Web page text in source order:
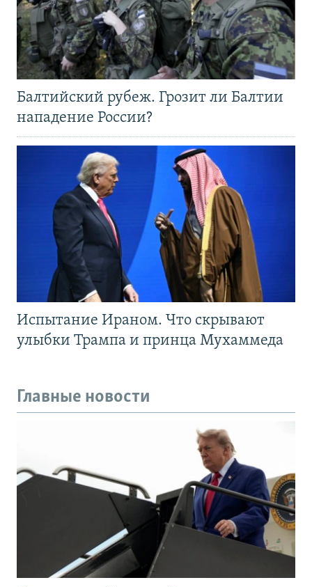
Балтийский рубеж. Грозит ли Балтии
нападение России?
Испытание Ираном. Что скрывают
улыбки Трампа и принца Мухаммеда
Главные новости